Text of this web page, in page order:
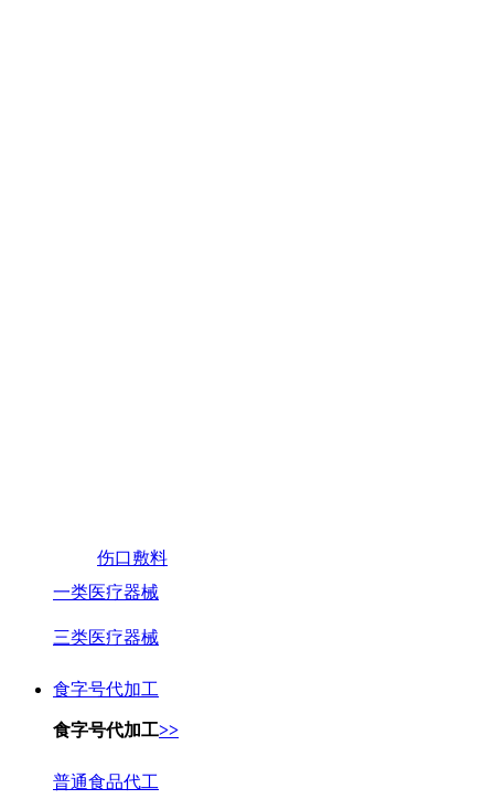
伤口敷料
一类医疗器械
三类医疗器械
食字号代加工
食字号代加工>>
普通食品代工